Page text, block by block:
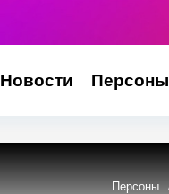
Новости Персоны
Персоны